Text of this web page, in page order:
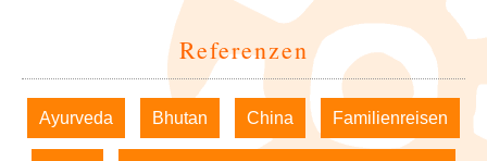
Referenzen
Navigation
überspringen
Ayurveda Bhutan China Familienreisen
Spirituelle Reisen
Sri Lanka
Thailand